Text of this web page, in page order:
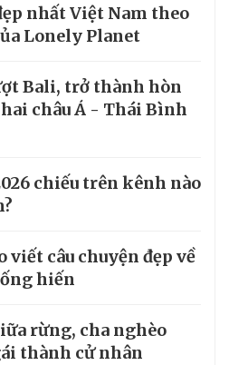
nhất Việt Nam theo
Lonely Planet
Bali, trở thành hòn
châu Á - Thái Bình
chiếu trên kênh nào
viết câu chuyện đẹp về
hiến
rừng, cha nghèo
thành cử nhân